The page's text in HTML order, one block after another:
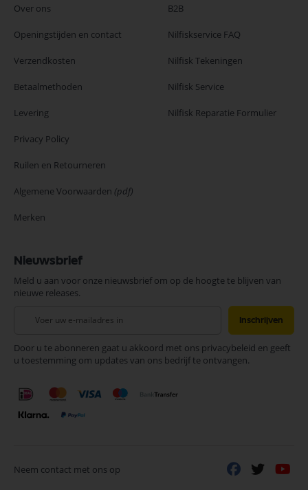
Over ons
Openingstijden en contact
Verzendkosten
Betaalmethoden
Levering
Privacy Policy
Ruilen en Retourneren
Algemene Voorwaarden (pdf)
Merken
B2B
Nilfiskservice FAQ
Nilfisk Tekeningen
Nilfisk Service
Nilfisk Reparatie Formulier
Nieuwsbrief
Meld u aan voor onze nieuwsbrief om op de hoogte te blijven van
nieuwe releases.
onze
nieuwsbrief
Inschrijven
Door u te abonneren gaat u akkoord met ons privacybeleid en geeft
u toestemming om updates van ons bedrijf te ontvangen.
Neem contact met ons op